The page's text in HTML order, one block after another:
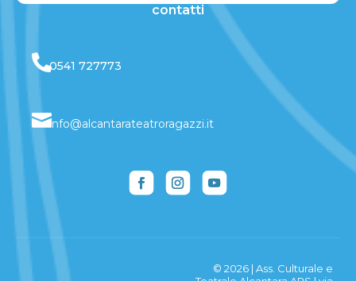
contatti
0541 727773
info@alcantarateatroragazzi.it
© 2026 | Ass. Culturale e